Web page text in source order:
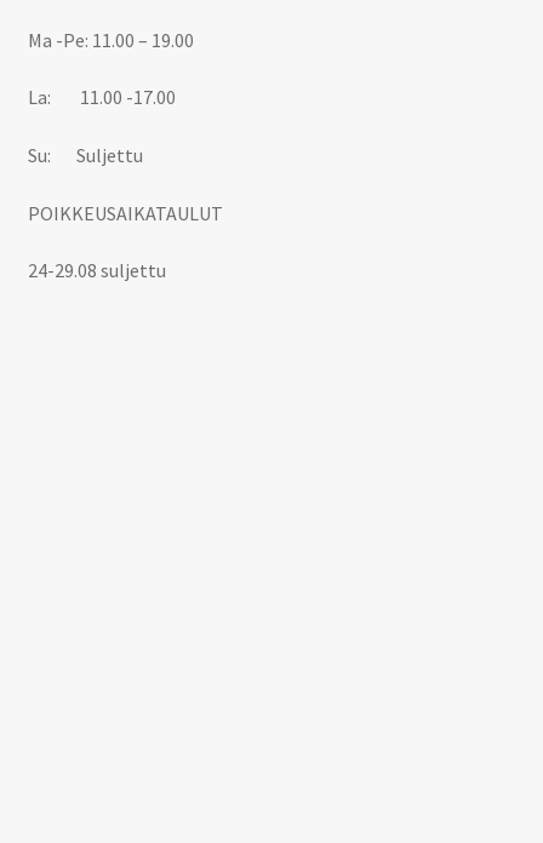
Ma -Pe: 11.00 – 19.00
La: 11.00 -17.00
Su: Suljettu
POIKKEUSAIKATAULUT
24-29.08 suljettu